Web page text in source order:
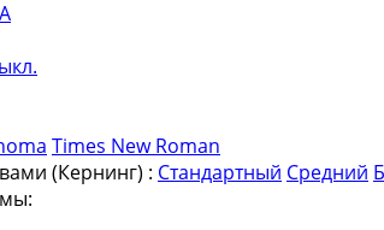
A
Times New Roman
(Кернинг) : Стандартный Средний